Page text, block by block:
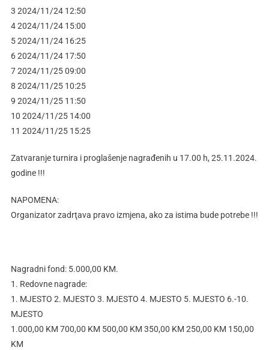
3 2024/11/24 12:50
4 2024/11/24 15:00
5 2024/11/24 16:25
6 2024/11/24 17:50
7 2024/11/25 09:00
8 2024/11/25 10:25
9 2024/11/25 11:50
10 2024/11/25 14:00
11 2024/11/25 15:25
Zatvaranje turnira i proglašenje nagrađenih u 17.00 h, 25.11.2024.
godine !!!
NAPOMENA:
Organizator zadrţava pravo izmjena, ako za istima bude potrebe !!!
Nagradni fond: 5.000,00 KM.
1. Redovne nagrade:
1. MJESTO 2. MJESTO 3. MJESTO 4. MJESTO 5. MJESTO 6.-10.
MJESTO
1.000,00 KM 700,00 KM 500,00 KM 350,00 KM 250,00 KM 150,00
KM